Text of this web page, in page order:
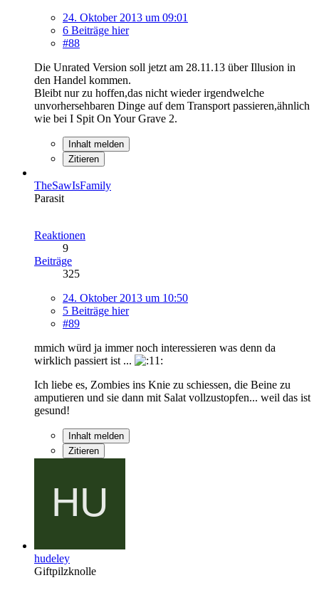
24. Oktober 2013 um 09:01
6 Beiträge hier
#88
Die Unrated Version soll jetzt am 28.11.13 über Illusion in
den Handel kommen.
Bleibt nur zu hoffen,das nicht wieder irgendwelche
unvorhersehbaren Dinge auf dem Transport passieren,ähnlich
wie bei I Spit On Your Grave 2.
Inhalt melden
Zitieren
TheSawIsFamily
Parasit
Reaktionen
9
Beiträge
325
24. Oktober 2013 um 10:50
5 Beiträge hier
#89
mmich würd ja immer noch interessieren was denn da
wirklich passiert ist ...
Ich liebe es, Zombies ins Knie zu schiessen, die Beine zu
amputieren und sie dann mit Salat vollzustopfen... weil das ist
gesund!
Inhalt melden
Zitieren
hudeley
Giftpilzknolle